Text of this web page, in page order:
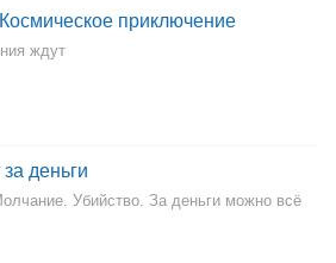
приключение
ждут
деньги
Убийство. За деньги можно всё